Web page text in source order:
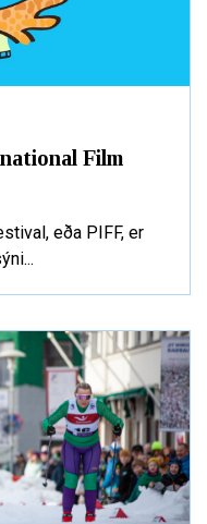
Film
eða PIFF, er